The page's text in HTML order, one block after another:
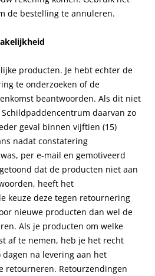
de bestelling te annuleren.
producten. Je hebt echter de
te onderzoeken of de
beantwoorden. Als dit niet
daarvan zo
geval binnen vijftien (15)
nadat constatering
per e-mail en gemotiveerd
dat de producten niet aan
heeft het
keuze deze tegen retournering
nieuwe producten dan wel de
Als je producten om welke
af te nemen, heb je het recht
na levering aan het
retourneren. Retourzendingen